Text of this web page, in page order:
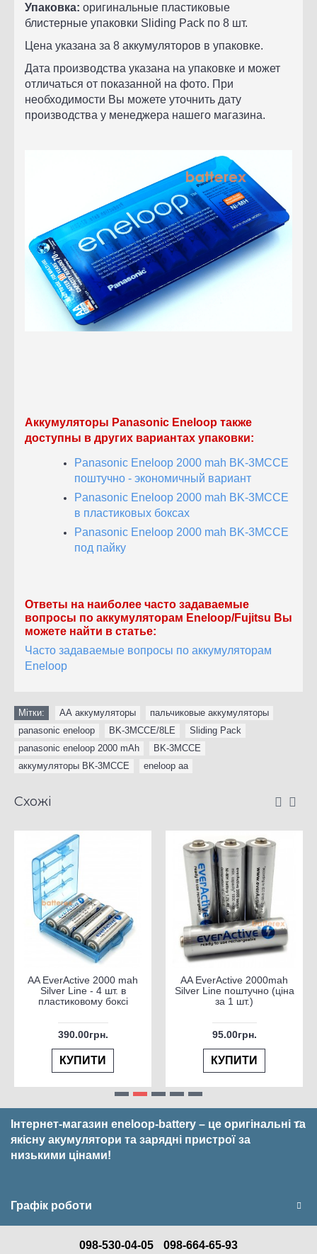
Упаковка: оригинальные пластиковые
блистерные упаковки Sliding Pack по 8 шт.
Цена указана за 8 аккумуляторов в упаковке.
Дата производства указана на упаковке и может
отличаться от показанной на фото. При
необходимости Вы можете уточнить дату
производства у менеджера нашего магазина.
Аккумуляторы Panasonic Eneloop также
доступны в других вариантах упаковки:
Panasonic Eneloop 2000 mah BK-3MCCE
поштучно - экономичный вариант
Panasonic Eneloop 2000 mah BK-3MCCE
в пластиковых боксах
Panasonic Eneloop 2000 mah BK-3MCCE
под пайку
Ответы на наиболее часто задаваемые
вопросы по аккумуляторам Eneloop/Fujitsu Вы
можете найти в статье:
Часто задаваемые вопросы по аккумуляторам
Eneloop
Мітки: АА аккумуляторы пальчиковые аккумуляторы
panasonic eneloop
BK-3MCCE/8LE Sliding Pack
panasonic eneloop 2000 mAh
BK-3MCCE
аккумуляторы BK-3MCCE
eneloop aa
Схожі
AA EverActive 2000 mah
Silver Line - 4 шт. в
пластиковому боксі
390.00грн.
КУПИТИ
AA EverActive 2000mah
Silver Line поштучно (ціна
за 1 шт.)
95.00грн.
КУПИТИ
Інтернет-магазин eneloop-battery – це оригінальні та
якісну акумулятори та зарядні пристрої за
низькими цінами!
Графік роботи
098-530-04-05 098-664-65-93